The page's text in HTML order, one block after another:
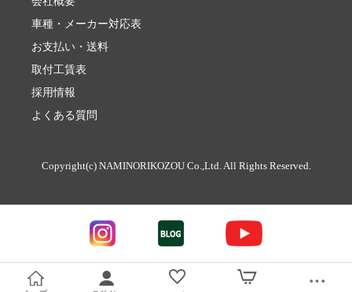
車種・メーカー対応表
お支払い・送料
取付工賃表
採用情報
よくある質問
Copyright(c) NAMINORIKOZOU Co.,Ltd. All Rights Reserved.